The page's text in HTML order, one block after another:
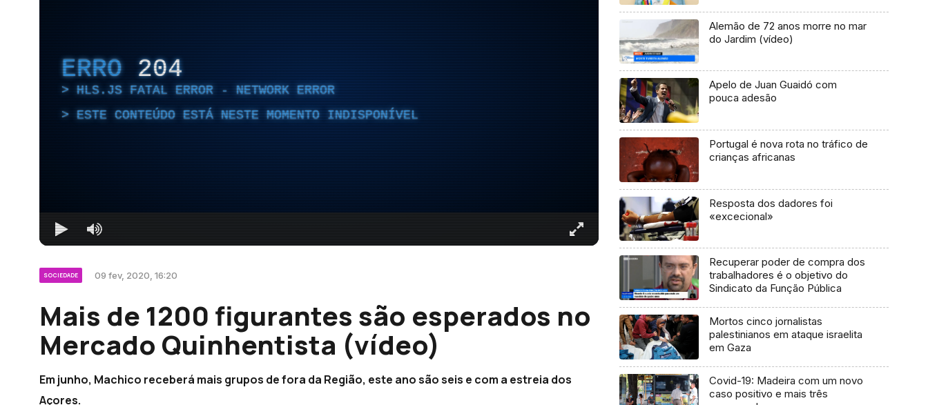
ERRO 204
HLS.JS FATAL ERROR - NETWORK ERROR
ESTE CONTEÚDO ESTÁ NESTE MOMENTO INDISPONÍVEL
SOCIEDADE 09 fev, 2020, 16:20
Mais de 1200 figurantes são esperados no
Mercado Quinhentista (vídeo)
Em junho, Machico receberá mais grupos de fora da Região, este ano são seis e com a estreia dos
Açores.
Alemão de 72 anos morre no mar
do Jardim (vídeo)
Apelo de Juan Guaidó com
pouca adesão
Portugal é nova rota no tráfico de
crianças africanas
Resposta dos dadores foi
«excecional»
Recuperar poder de compra dos
trabalhadores é o objetivo do
Sindicato da Função Pública
Mortos cinco jornalistas
palestinianos em ataque israelita
em Gaza
Covid-19: Madeira com um novo
caso positivo e mais três